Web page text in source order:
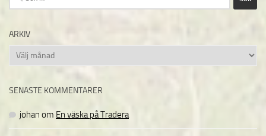
efter:
ARKIV
Arkiv
SENASTE KOMMENTARER
johan om En väska på Tradera